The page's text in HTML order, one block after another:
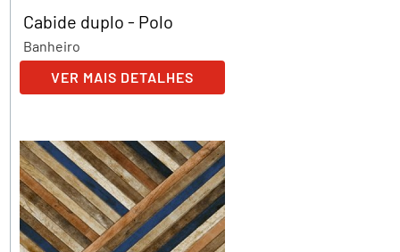
Cabide duplo - Polo
Banheiro
VER MAIS DETALHES